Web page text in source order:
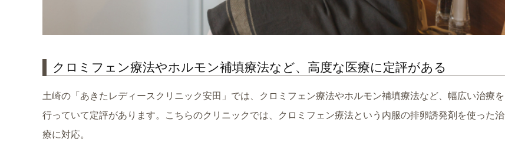
クロミフェン療法やホルモン補填療法など、高度な医療に定評がある
土崎の「あきたレディースクリニック安田」では、クロミフェン療法やホルモン補填療法など、幅広い治療を
行っていて定評があります。こちらのクリニックでは、クロミフェン療法という内服の排卵誘発剤を使った治
療に対応。